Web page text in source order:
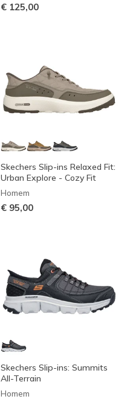
€ 125,00
Skechers Slip-ins Relaxed Fit:
Urban Explore - Cozy Fit
Homem
€ 95,00
Skechers Slip-ins: Summits
All-Terrain
Homem